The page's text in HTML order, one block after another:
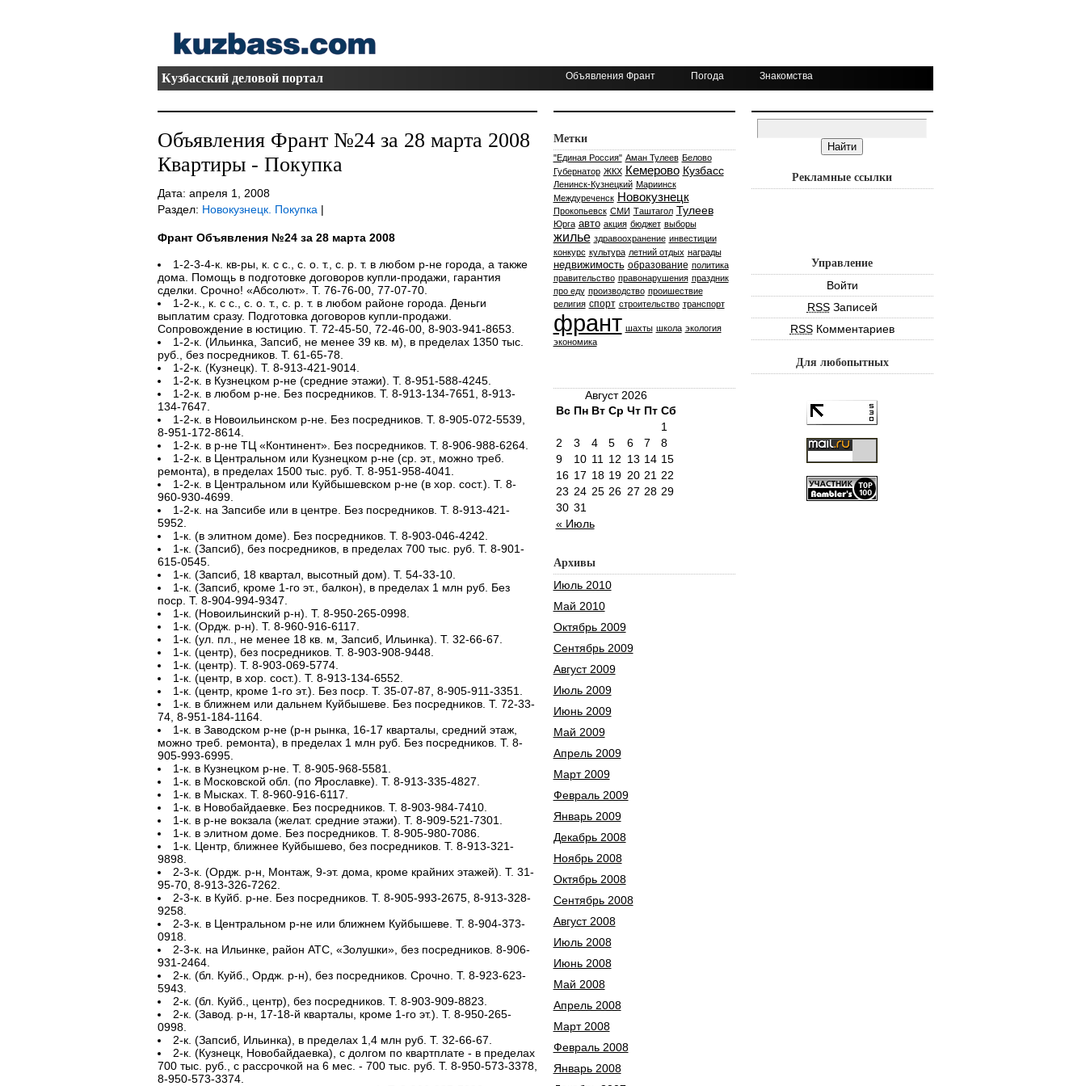
Кузбасский деловой портал Объявления Франт Погода Знакомства
Объявления Франт №24 за 28 марта 2008
Квартиры - Покупка
Дата: апреля 1, 2008
Раздел: Новокузнецк. Покупка |
Франт Объявления №24 за 28 марта 2008
1-2-3-4-к. кв-ры, к. с с., с. о. т., с. р. т. в любом р-не города, а также
дома. Помощь в подготовке договоров купли-продажи, гарантия
сделки. Срочно! «Абсолют». Т. 76-76-00, 77-07-70.
1-2-к., к. с с., с. о. т., с. р. т. в любом районе города. Деньги
выплатим сразу. Подготовка договоров купли-продажи.
Сопровождение в юстицию. Т. 72-45-50, 72-46-00, 8-903-941-8653.
1-2-к. (Ильинка, Запсиб, не менее 39 кв. м), в пределах 1350 тыс.
руб., без посредников. Т. 61-65-78.
1-2-к. (Кузнецк). Т. 8-913-421-9014.
1-2-к. в Кузнецком р-не (средние этажи). Т. 8-951-588-4245.
1-2-к. в любом р-не. Без посредников. Т. 8-913-134-7651, 8-913-
134-7647.
1-2-к. в Новоильинском р-не. Без посредников. Т. 8-905-072-5539,
8-951-172-8614.
1-2-к. в р-не ТЦ «Континент». Без посредников. Т. 8-906-988-6264.
1-2-к. в Центральном или Кузнецком р-не (ср. эт., можно треб.
ремонта), в пределах 1500 тыс. руб. Т. 8-951-958-4041.
1-2-к. в Центральном или Куйбышевском р-не (в хор. сост.). Т. 8-
960-930-4699.
1-2-к. на Запсибе или в центре. Без посредников. Т. 8-913-421-
5952.
1-к. (в элитном доме). Без посредников. Т. 8-903-046-4242.
1-к. (Запсиб), без посредников, в пределах 700 тыс. руб. Т. 8-901-
615-0545.
1-к. (Запсиб, 18 квартал, высотный дом). Т. 54-33-10.
1-к. (Запсиб, кроме 1-го эт., балкон), в пределах 1 млн руб. Без
поср. Т. 8-904-994-9347.
1-к. (Новоильинский р-н). Т. 8-950-265-0998.
1-к. (Ордж. р-н). Т. 8-960-916-6117.
1-к. (ул. пл., не менее 18 кв. м, Запсиб, Ильинка). Т. 32-66-67.
1-к. (центр), без посредников. Т. 8-903-908-9448.
1-к. (центр). Т. 8-903-069-5774.
1-к. (центр, в хор. сост.). Т. 8-913-134-6552.
1-к. (центр, кроме 1-го эт.). Без поср. Т. 35-07-87, 8-905-911-3351.
1-к. в ближнем или дальнем Куйбышеве. Без посредников. Т. 72-33-
74, 8-951-184-1164.
1-к. в Заводском р-не (р-н рынка, 16-17 кварталы, средний этаж,
можно треб. ремонта), в пределах 1 млн руб. Без посредников. Т. 8-
905-993-6995.
1-к. в Кузнецком р-не. Т. 8-905-968-5581.
1-к. в Московской обл. (по Ярославке). Т. 8-913-335-4827.
1-к. в Мысках. Т. 8-960-916-6117.
1-к. в Новобайдаевке. Без посредников. Т. 8-903-984-7410.
1-к. в р-не вокзала (желат. средние этажи). Т. 8-909-521-7301.
1-к. в элитном доме. Без посредников. Т. 8-905-980-7086.
1-к. Центр, ближнее Куйбышево, без посредников. Т. 8-913-321-
9898.
2-3-к. (Ордж. р-н, Монтаж, 9-эт. дома, кроме крайних этажей). Т. 31-
95-70, 8-913-326-7262.
2-3-к. в Куйб. р-не. Без посредников. Т. 8-905-993-2675, 8-913-328-
9258.
2-3-к. в Центральном р-не или ближнем Куйбышеве. Т. 8-904-373-
0918.
2-3-к. на Ильинке, район АТС, «Золушки», без посредников. 8-906-
931-2464.
2-к. (бл. Куйб., Ордж. р-н), без посредников. Срочно. Т. 8-923-623-
5943.
2-к. (бл. Куйб., центр), без посредников. Т. 8-903-909-8823.
2-к. (Завод. р-н, 17-18-й кварталы, кроме 1-го эт.). Т. 8-950-265-
0998.
2-к. (Запсиб, Ильинка), в пределах 1,4 млн руб. Т. 32-66-67.
2-к. (Кузнецк, Новобайдаевка), с долгом по квартплате - в пределах
700 тыс. руб., с рассрочкой на 6 мес. - 700 тыс. руб. Т. 8-950-573-3378,
8-950-573-3374.
Метки
"Единая Россия" Аман Тулеев Белово
Губернатор ЖКХ Кемерово Кузбасс
Ленинск-Кузнецкий Мариинск
Междуреченск Новокузнецк
Прокопьевск СМИ Таштагол Тулеев
Юрга авто акция бюджет выборы
жилье здравоохранение инвестиции
конкурс культура летний отдых награды
недвижимость образование политика
правительство правонарушения праздник
про еду производство проишествие
религия спорт строительство транспорт
франт шахты школа экология
экономика
Август 2026
Вс Пн Вт Ср Чт Пт Сб
« Июль
1
2
3 4 5 6 7
8
9
10 11 12 13 14 15
16 17 18 19 20 21 22
23 24 25 26 27 28 29
30 31
Архивы
Июль 2010
Май 2010
Октябрь 2009
Сентябрь 2009
Август 2009
Июль 2009
Июнь 2009
Май 2009
Апрель 2009
Март 2009
Февраль 2009
Январь 2009
Декабрь 2008
Ноябрь 2008
Октябрь 2008
Сентябрь 2008
Август 2008
Июль 2008
Июнь 2008
Май 2008
Апрель 2008
Март 2008
Февраль 2008
Январь 2008
Рекламные ссылки
Управление
Войти
RSSЗаписей
RSSКомментариев
Для любопытных